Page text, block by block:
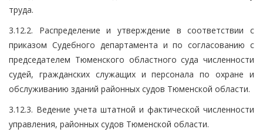
труда.
3.12.2. Распределение и утверждение в соответствии с
приказом Судебного департамента и по согласованию с
председателем Тюменского областного суда численности
судей, гражданских служащих и персонала по охране и
обслуживанию зданий районных судов Тюменской области.
3.12.3. Ведение учета штатной и фактической численности
управления, районных судов Тюменской области.